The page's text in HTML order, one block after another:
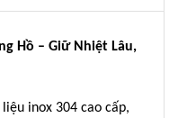
Hồ – Giữ Nhiệt Lâu,
inox 304 cao cấp,